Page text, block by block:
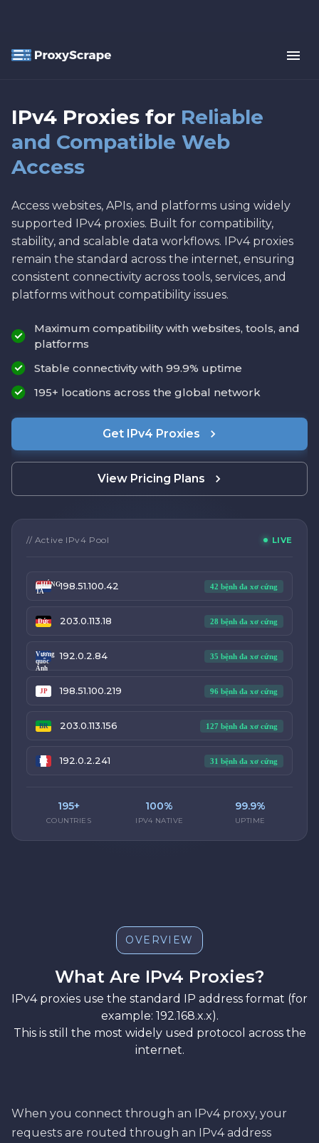
IPv4 Proxies for Reliable
and Compatible Web
Access
Access websites, APIs, and platforms using widely
supported IPv4 proxies. Built for compatibility,
stability, and scalable data workflows. IPv4 proxies
remain the standard across the internet, ensuring
consistent connectivity across tools, services, and
platforms without compatibility issues.
Maximum compatibility with websites, tools, and
platforms
Stable connectivity with 99.9% uptime
195+ locations across the global network
Get IPv4 Proxies
View Pricing Plans
// Active IPv4 Pool LIVE
CHÚNG
TA
198.51.100.42 42 bệnh đa xơ cứng
Đức 203.0.113.18 28 bệnh đa xơ cứng
Vương
quốc
Anh
192.0.2.84 35 bệnh đa xơ cứng
JP 198.51.100.219 96 bệnh đa xơ cứng
BR 203.0.113.156 127 bệnh đa xơ cứng
FR 192.0.2.241 31 bệnh đa xơ cứng
195+
COUNTRIES
100%
IPV4 NATIVE
99.9%
UPTIME
OVERVIEW
What Are IPv4 Proxies?
IPv4 proxies use the standard IP address format (for
example: 192.168.x.x).
This is still the most widely used protocol across the
internet.
When you connect through an IPv4 proxy, your
requests are routed through an IPv4 address